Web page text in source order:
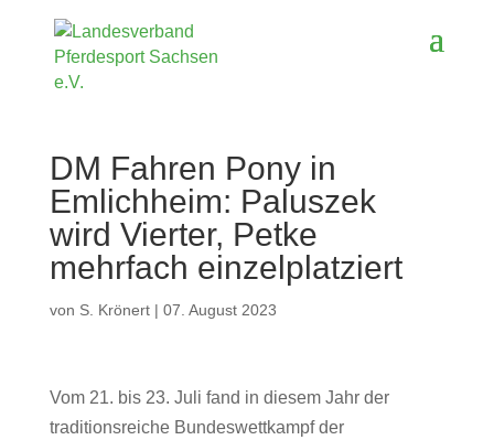
DM Fahren Pony in
Emlichheim: Paluszek
wird Vierter, Petke
mehrfach einzelplatziert
von S. Krönert| 07. August 2023
Vom 21. bis 23. Juli fand in diesem Jahr der
traditionsreiche Bundeswettkampf der